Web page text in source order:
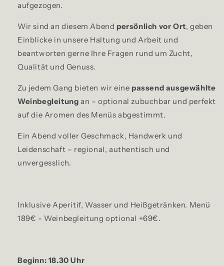
aufgezogen.
Wir sind an diesem Abend persönlich vor Ort, geben
Einblicke in unsere Haltung und Arbeit und
beantworten gerne Ihre Fragen rund um Zucht,
Qualität und Genuss.
Zu jedem Gang bieten wir eine passend ausgewählte
Weinbegleitung an – optional zubuchbar und perfekt
auf die Aromen des Menüs abgestimmt.
Ein Abend voller Geschmack, Handwerk und
Leidenschaft – regional, authentisch und
unvergesslich.
Inklusive Aperitif, Wasser und Heißgetränken. Menü
189€ - Weinbegleitung optional +69€.
Beginn: 18.30 Uhr